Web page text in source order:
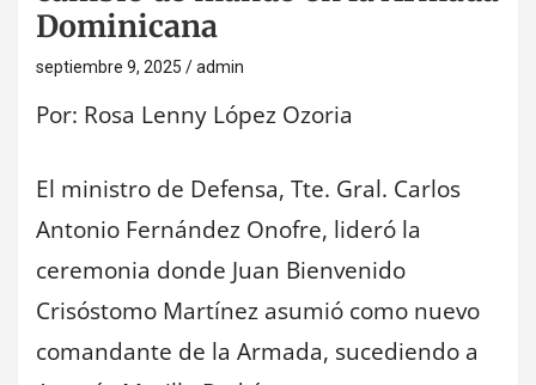
Dominicana
septiembre 9, 2025 admin
Por: Rosa Lenny López Ozoria
El ministro de Defensa, Tte. Gral. Carlos
Antonio Fernández Onofre, lideró la
ceremonia donde Juan Bienvenido
Crisóstomo Martínez asumió como nuevo
comandante de la Armada, sucediendo a